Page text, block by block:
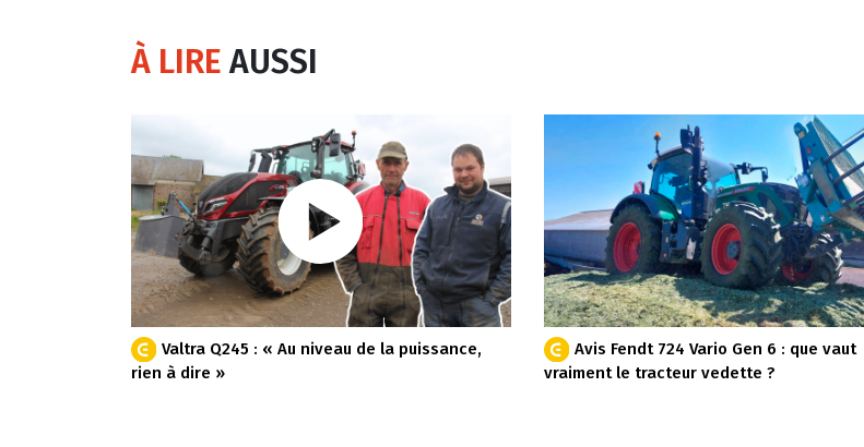
À LIREAUSSI
Valtra Q245 : « Au niveau de la puissance,
rien à dire »
Avis Fendt 724 Vario Gen 6 : que vaut
vraiment le tracteur vedette ?